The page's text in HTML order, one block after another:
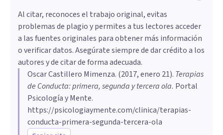
Al citar, reconoces el trabajo original, evitas
problemas de plagio y permites a tus lectores acceder
a las fuentes originales para obtener más información
o verificar datos. Asegúrate siempre de dar crédito a los
autores y de citar de forma adecuada.
Oscar Castillero Mimenza. (2017, enero 21). Terapias
de Conducta: primera, segunda y tercera ola. Portal
Psicología y Mente.
https://psicologiaymente.com/clinica/terapias-
conducta-primera-segunda-tercera-ola